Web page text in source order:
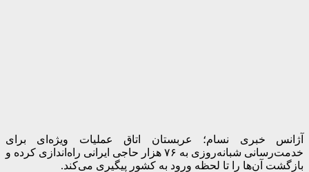
آژانس خبری نسام؛ عربستان اتاق عملیات ویژه‌ای برای
خدمت‌رسانی شبانه‌روزی به ۷۶ هزار حاجی ایرانی راه‌اندازی کرده و
بازگشت آن‌ها را تا لحظه ورود به کشور پیگیری می‌کند.